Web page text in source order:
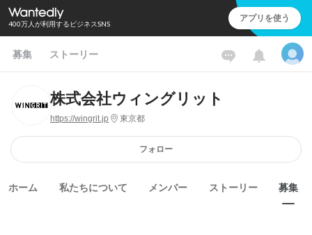
400万人が利用するビジネスSNS アプリを使う
募集 ストーリー
株式会社ウィングリット
https://wingrit.jp 東京都
フォロー
ホーム 私たちについて メンバー ストーリー 募集